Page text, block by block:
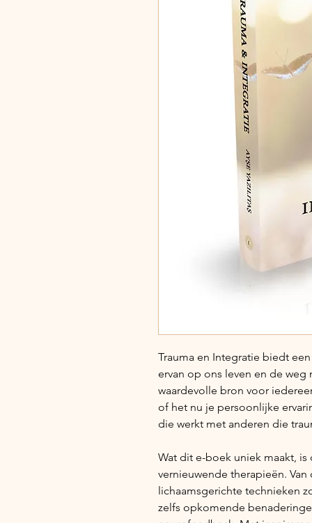
Trauma en Integratie biedt
ervan op ons leven en de weg
waardevolle bron voor
of het nu je persoonlijke
die werkt met anderen die
Wat dit e-boek uniek maakt,
vernieuwende therapieën.
lichaamsgerichte technieken
zelfs opkomende